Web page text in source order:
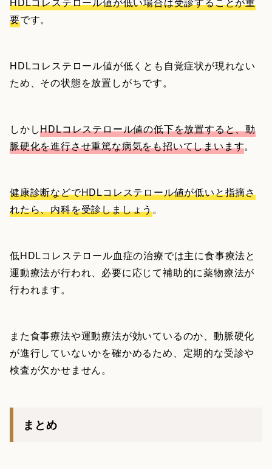
要です。
HDLコレステロール値が低くとも自覚症状が現れない
ため、その状態を放置しがちです。
しかしHDLコレステロール値の低下を放置すると、動
脈硬化を進行させ重篤な病気をも招いてしまいます。
健康診断などでHDLコレステロール値が低いと指摘さ
れたら、内科を受診しましょう。
低HDLコレステロール血症の治療では主に食事療法と
運動療法が行われ、必要に応じて補助的に薬物療法が
行われます。
また食事療法や運動療法が効いているのか、動脈硬化
が進行していないかを確かめるため、定期的な受診や
検査が欠かせません。
まとめ